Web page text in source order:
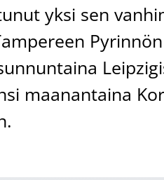
yksi sen
maanantaina